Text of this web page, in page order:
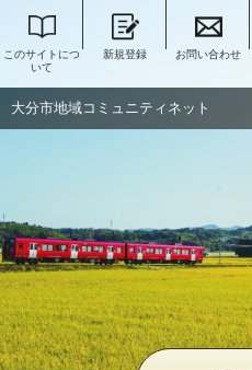
このサイトにつ
いて
新規登録 お問い合わせ
大分市地域コミュニティネット